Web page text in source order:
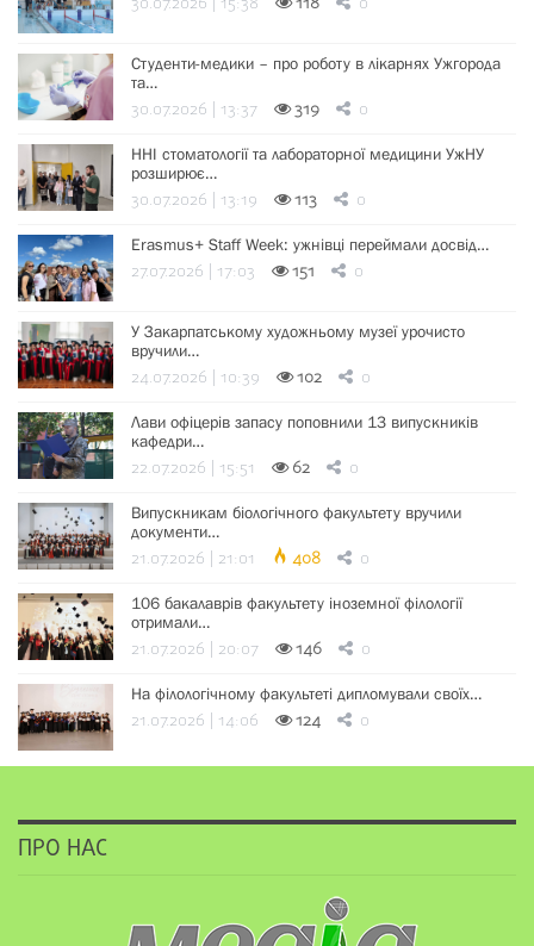
Студенти-медики – про роботу в лікарнях Ужгорода
та…
30.07.2026 | 13:37 319 0
ННІ стоматології та лабораторної медицини УжНУ
розширює…
30.07.2026 | 13:19 113 0
Erasmus+ Staff Week: ужнівці переймали досвід…
27.07.2026 | 17:03 151 0
У Закарпатському художньому музеї урочисто
вручили…
24.07.2026 | 10:39 102 0
Лави офіцерів запасу поповнили 13 випускників
кафедри…
22.07.2026 | 15:51 62 0
Випускникам біологічного факультету вручили
документи…
21.07.2026 | 21:01 408 0
106 бакалаврів факультету іноземної філології
отримали…
21.07.2026 | 20:07 146 0
На філологічному факультеті дипломували своїх…
21.07.2026 | 14:06 124 0
ПРО НАС